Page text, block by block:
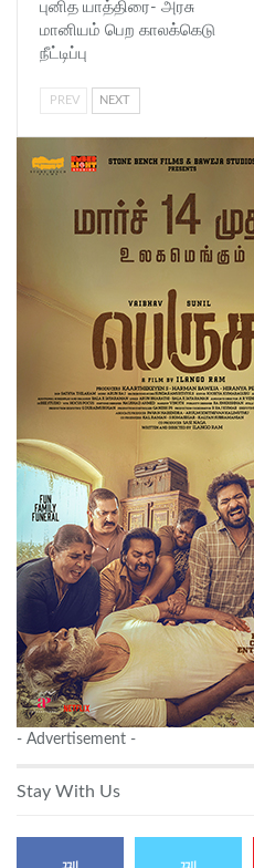
புனித யாத்திரை- அரசு
மானியம் பெற காலக்கெடு
நீட்டிப்பு
PREV NEXT
- Advertisement -
Stay With Us